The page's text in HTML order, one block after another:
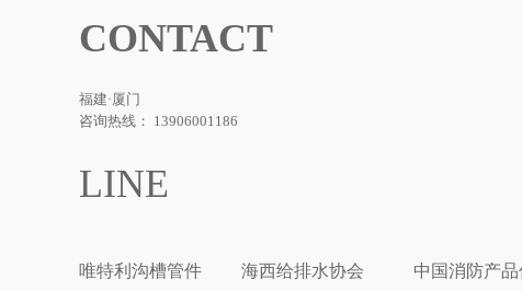
CONTACT
福建·厦门
咨询热线： 13906001186
LINE
唯特利沟槽管件 海西给排水协会 中国消防产品